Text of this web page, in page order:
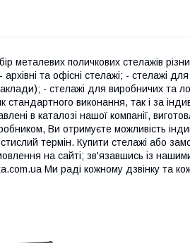
поличкових стелажів
та офісні стелажі; - стелажі
- стелажі для виробничих та
виконання, так і за
в каталозі нашої компанії,
Ви отримуєте можливість
термін. Купити стелажі або
на сайті; зв'язавшись із
Ми раді кожному дзвінку та